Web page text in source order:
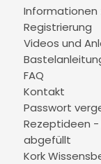
Informationen
Registrierung
Videos und
FAQ
Kontakt
Passwort
Rezeptideen -
abgefüllt
Kork